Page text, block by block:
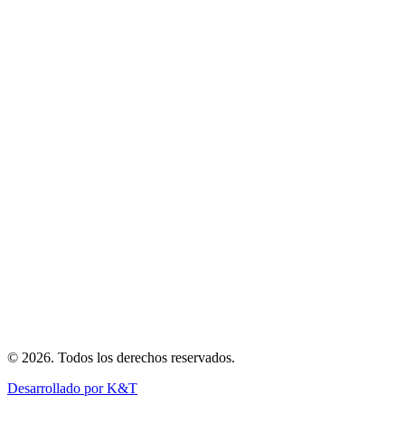
© 2026. Todos los derechos reservados.
Desarrollado por K&T